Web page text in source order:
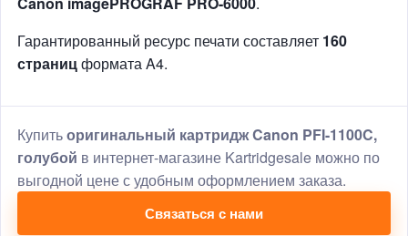
Гарантированный ресурс печати составляет 160
страницформата A4.
Купитьоригинальный картридж Canon PFI-1100C,
голубой в интернет-магазине Kartridgesale можно по
выгодной цене с удобным оформлением заказа.
Связаться с нами